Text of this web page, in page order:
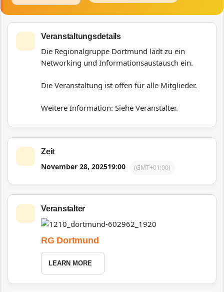
Veranstaltungsdetails
Die Regionalgruppe Dortmund lädt zu ein
Networking und Informationsaustausch ein.
Die Veranstaltung ist offen für alle Mitglieder.
Weitere Information: Siehe Veranstalter.
Zeit
November 28, 202519:00 (GMT+01:00)
Veranstalter
RG Dortmund
LEARN MORE